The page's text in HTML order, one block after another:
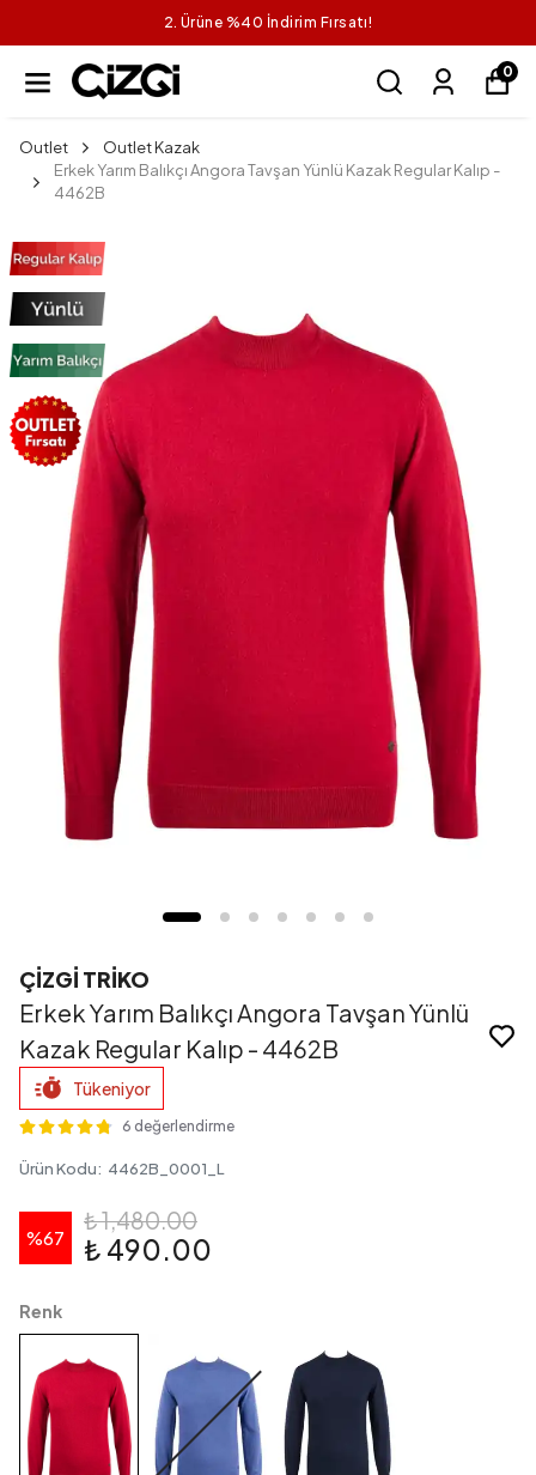
2. Ürüne %40 İndirim Fırsatı!
0
Outlet
Outlet Kazak
Erkek Yarım Balıkçı Angora Tavşan Yünlü Kazak Regular Kalıp -
4462B
ÇİZGİ TRİKO
Erkek Yarım Balıkçı Angora Tavşan Yünlü
Kazak Regular Kalıp - 4462B
Tükeniyor
6 değerlendirme
Ürün Kodu: 4462B_0001_L
%67
₺ 1,480.00
₺ 490.00
Renk